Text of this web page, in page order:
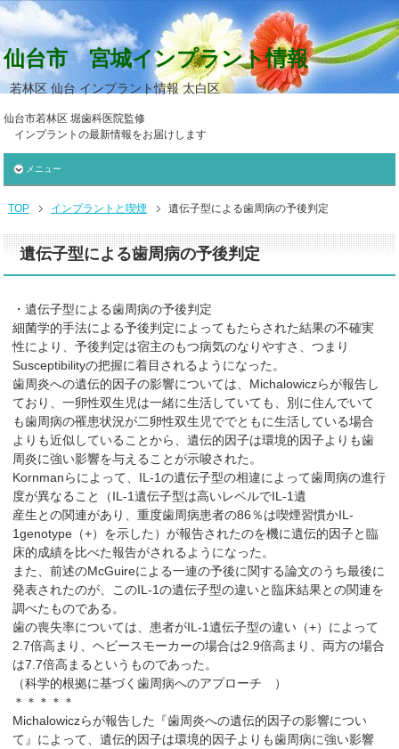
仙台市 宮城インプラント情報
若林区 仙台 インプラント情報 太白区
仙台市若林区 堀歯科医院監修
インプラントの最新情報をお届けします
メニュー
TOP インプラントと喫煙 遺伝子型による歯周病の予後判定
遺伝子型による歯周病の予後判定
・遺伝子型による歯周病の予後判定
細菌学的手法による予後判定によってもたらされた結果の不確実
性により、予後判定は宿主のもつ病気のなりやすさ、つまり
Susceptibilityの把握に着目されるようになった。
歯周炎への遺伝的因子の影響については、Michalowiczらが報告し
ており、一卵性双生児は一緒に生活していても、別に住んでいて
も歯周病の罹患状況が二卵性双生児ででともに生活している場合
よりも近似していることから、遺伝的因子は環境的因子よりも歯
周炎に強い影響を与えることが示唆された。
Kornmanらによって、IL-1の遺伝子型の相違によって歯周病の進行
度が異なること（IL-1遺伝子型は高いレベルでIL-1遺
産生との関連があり、重度歯周病患者の86％は喫煙習慣かIL-
1genotype（+）を示した）が報告されたのを機に遺伝的因子と臨
床的成績を比べた報告がされるようになった。
また、前述のMcGuireによる一連の予後に関する論文のうち最後に
発表されたのが、このIL-1の遺伝子型の違いと臨床結果との関連を
調べたものである。
歯の喪失率については、患者がIL-1遺伝子型の違い（+）によって
2.7倍高まり、ヘビースモーカーの場合は2.9倍高まり、両方の場合
は7.7倍高まるというものであった。
（科学的根拠に基づく歯周病へのアプローチ ）
＊＊＊＊＊
Michalowiczらが報告した『歯周炎への遺伝的因子の影響につい
て』によって、遺伝的因子は環境的因子よりも歯周病に強い影響